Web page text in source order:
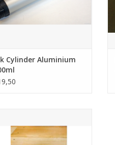
Cylinder Aluminium
T25 en H10.
AAN WINKELWAGEN